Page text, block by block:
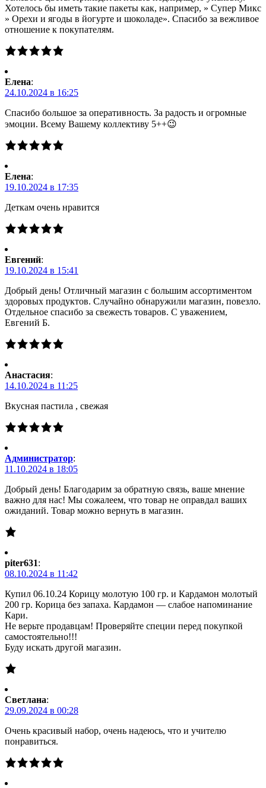
Хотелось бы иметь такие пакеты как, например, » Супер Микс
» Орехи и ягоды в йогурте и шоколаде». Спасибо за вежливое
отношение к покупателям.
Елена:
24.10.2024 в 16:25
Спасибо большое за оперативность. За радость и огромные
эмоции. Всему Вашему коллективу 5++😉
Елена:
19.10.2024 в 17:35
Деткам очень нравится
Евгений:
19.10.2024 в 15:41
Добрый день! Отличный магазин с большим ассортиментом
здоровых продуктов. Случайно обнаружили магазин, повезло.
Отдельное спасибо за свежесть товаров. С уважением,
Евгений Б.
Анастасия:
14.10.2024 в 11:25
Вкусная пастила , свежая
Администратор:
11.10.2024 в 18:05
Добрый день! Благодарим за обратную связь, ваше мнение
важно для нас! Мы сожалеем, что товар не оправдал ваших
ожиданий. Товар можно вернуть в магазин.
piter631:
08.10.2024 в 11:42
Купил 06.10.24 Корицу молотую 100 гр. и Кардамон молотый
200 гр. Корица без запаха. Кардамон — слабое напоминание
Кари.
Не верьте продавцам! Проверяйте специи перед покупкой
самостоятельно!!!
Буду искать другой магазин.
Светлана:
29.09.2024 в 00:28
Очень красивый набор, очень надеюсь, что и учителю
понравиться.